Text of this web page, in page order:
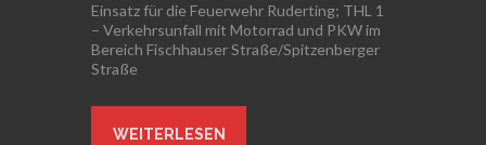
Einsatz für die Feuerwehr Ruderting; THL 1
– Verkehrsunfall mit Motorrad und PKW im
Bereich Fischhauser Straße/Spitzenberger
Straße
WEITERLESEN